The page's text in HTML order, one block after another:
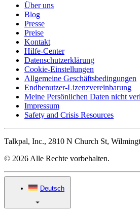
Über uns
Blog
Presse
Preise
Kontakt
Hilfe-Center
Datenschutzerklärung
Cookie-Einstellungen
Allgemeine Geschäftsbedingungen
Endbenutzer-Lizenzvereinbarung
Meine Persönlichen Daten nicht
Impressum
Safety and Crisis Resources
Talkpal, Inc., 2810 N Church St,
© 2026 Alle Rechte vorbehalten.
Deutsch